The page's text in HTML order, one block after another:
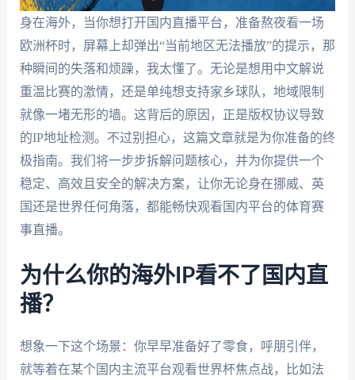
身在海外，当你想打开国内直播平台，准备熬夜看一场
欧洲杯时，屏幕上却弹出“当前地区无法播放”的提示，那
种瞬间的失落和烦躁，我太懂了。无论是想用中文解说
重温比赛的激情，还是单纯想支持家乡球队，地域限制
就像一堵无形的墙。这背后的原因，正是版权协议导致
的IP地址检测。不过别担心，这篇文章就是为你准备的终
极指南。我们将一步步拆解问题核心，并为你提供一个
稳定、高效且安全的解决方案，让你无论身在挪威、英
国还是世界任何角落，都能畅快观看国内平台的体育赛
事直播。
为什么你的海外IP看不了国内直
播？
想象一下这个场景：你早早准备好了零食，呼朋引伴，
就等着在某个国内主流平台观看世界杯焦点战，比如法